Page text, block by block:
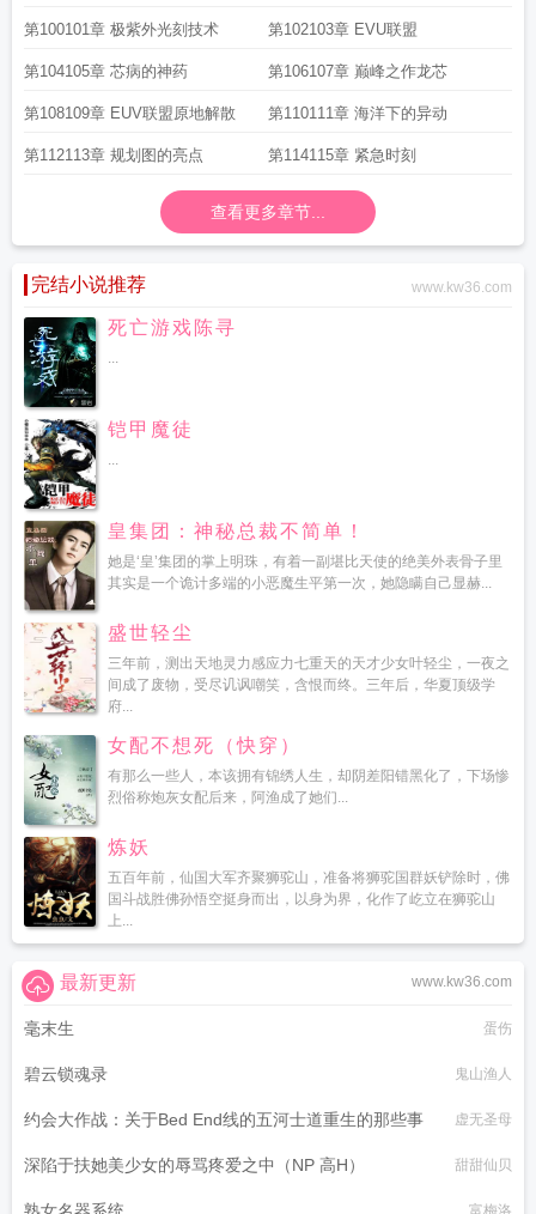
第100101章 极紫外光刻技术 第102103章 EVU联盟
第104105章 芯病的神药 第106107章 巅峰之作龙芯
第108109章 EUV联盟原地解散 第110111章 海洋下的异动
第112113章 规划图的亮点 第114115章 紧急时刻
查看更多章节...
完结小说推荐 www.kw36.com
死亡游戏陈寻
...
铠甲魔徒
...
皇集团：神秘总裁不简单！
她是‘皇’集团的掌上明珠，有着一副堪比天使的绝美外表骨子里
其实是一个诡计多端的小恶魔生平第一次，她隐瞒自己显赫...
盛世轻尘
三年前，测出天地灵力感应力七重天的天才少女叶轻尘，一夜之
间成了废物，受尽讥讽嘲笑，含恨而终。三年后，华夏顶级学
府...
女配不想死（快穿）
有那么一些人，本该拥有锦绣人生，却阴差阳错黑化了，下场惨
烈俗称炮灰女配后来，阿渔成了她们...
炼妖
五百年前，仙国大军齐聚狮驼山，准备将狮驼国群妖铲除时，佛
国斗战胜佛孙悟空挺身而出，以身为界，化作了屹立在狮驼山
上...
www.kw36.com
最新更新
毫末生 蛋伤
碧云锁魂录 鬼山渔人
约会大作战：关于Bed End线的五河士道重生的那些事 虚无圣母
深陷于扶她美少女的辱骂疼爱之中（NP 高H） 甜甜仙贝
富梅洛